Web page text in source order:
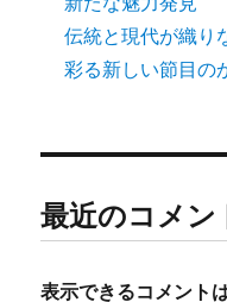
伝統と現代が織り
彩る新しい節目の
最近のコメン
表示できるコメント